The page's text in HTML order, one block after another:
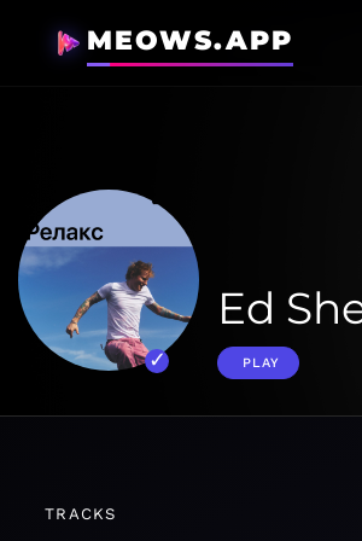
MEOWS.APP
Ed
PLAY
TRACKS